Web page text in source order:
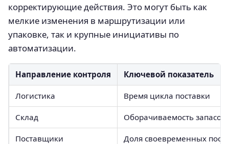
корректирующие действия. Это могут быть как
мелкие изменения в маршрутизации или
упаковке, так и крупные инициативы по
автоматизации.
Направление контроля Ключевой показатель
Логистика Время цикла поставки
Склад Оборачиваемость запасов
Поставщики Доля своевременных